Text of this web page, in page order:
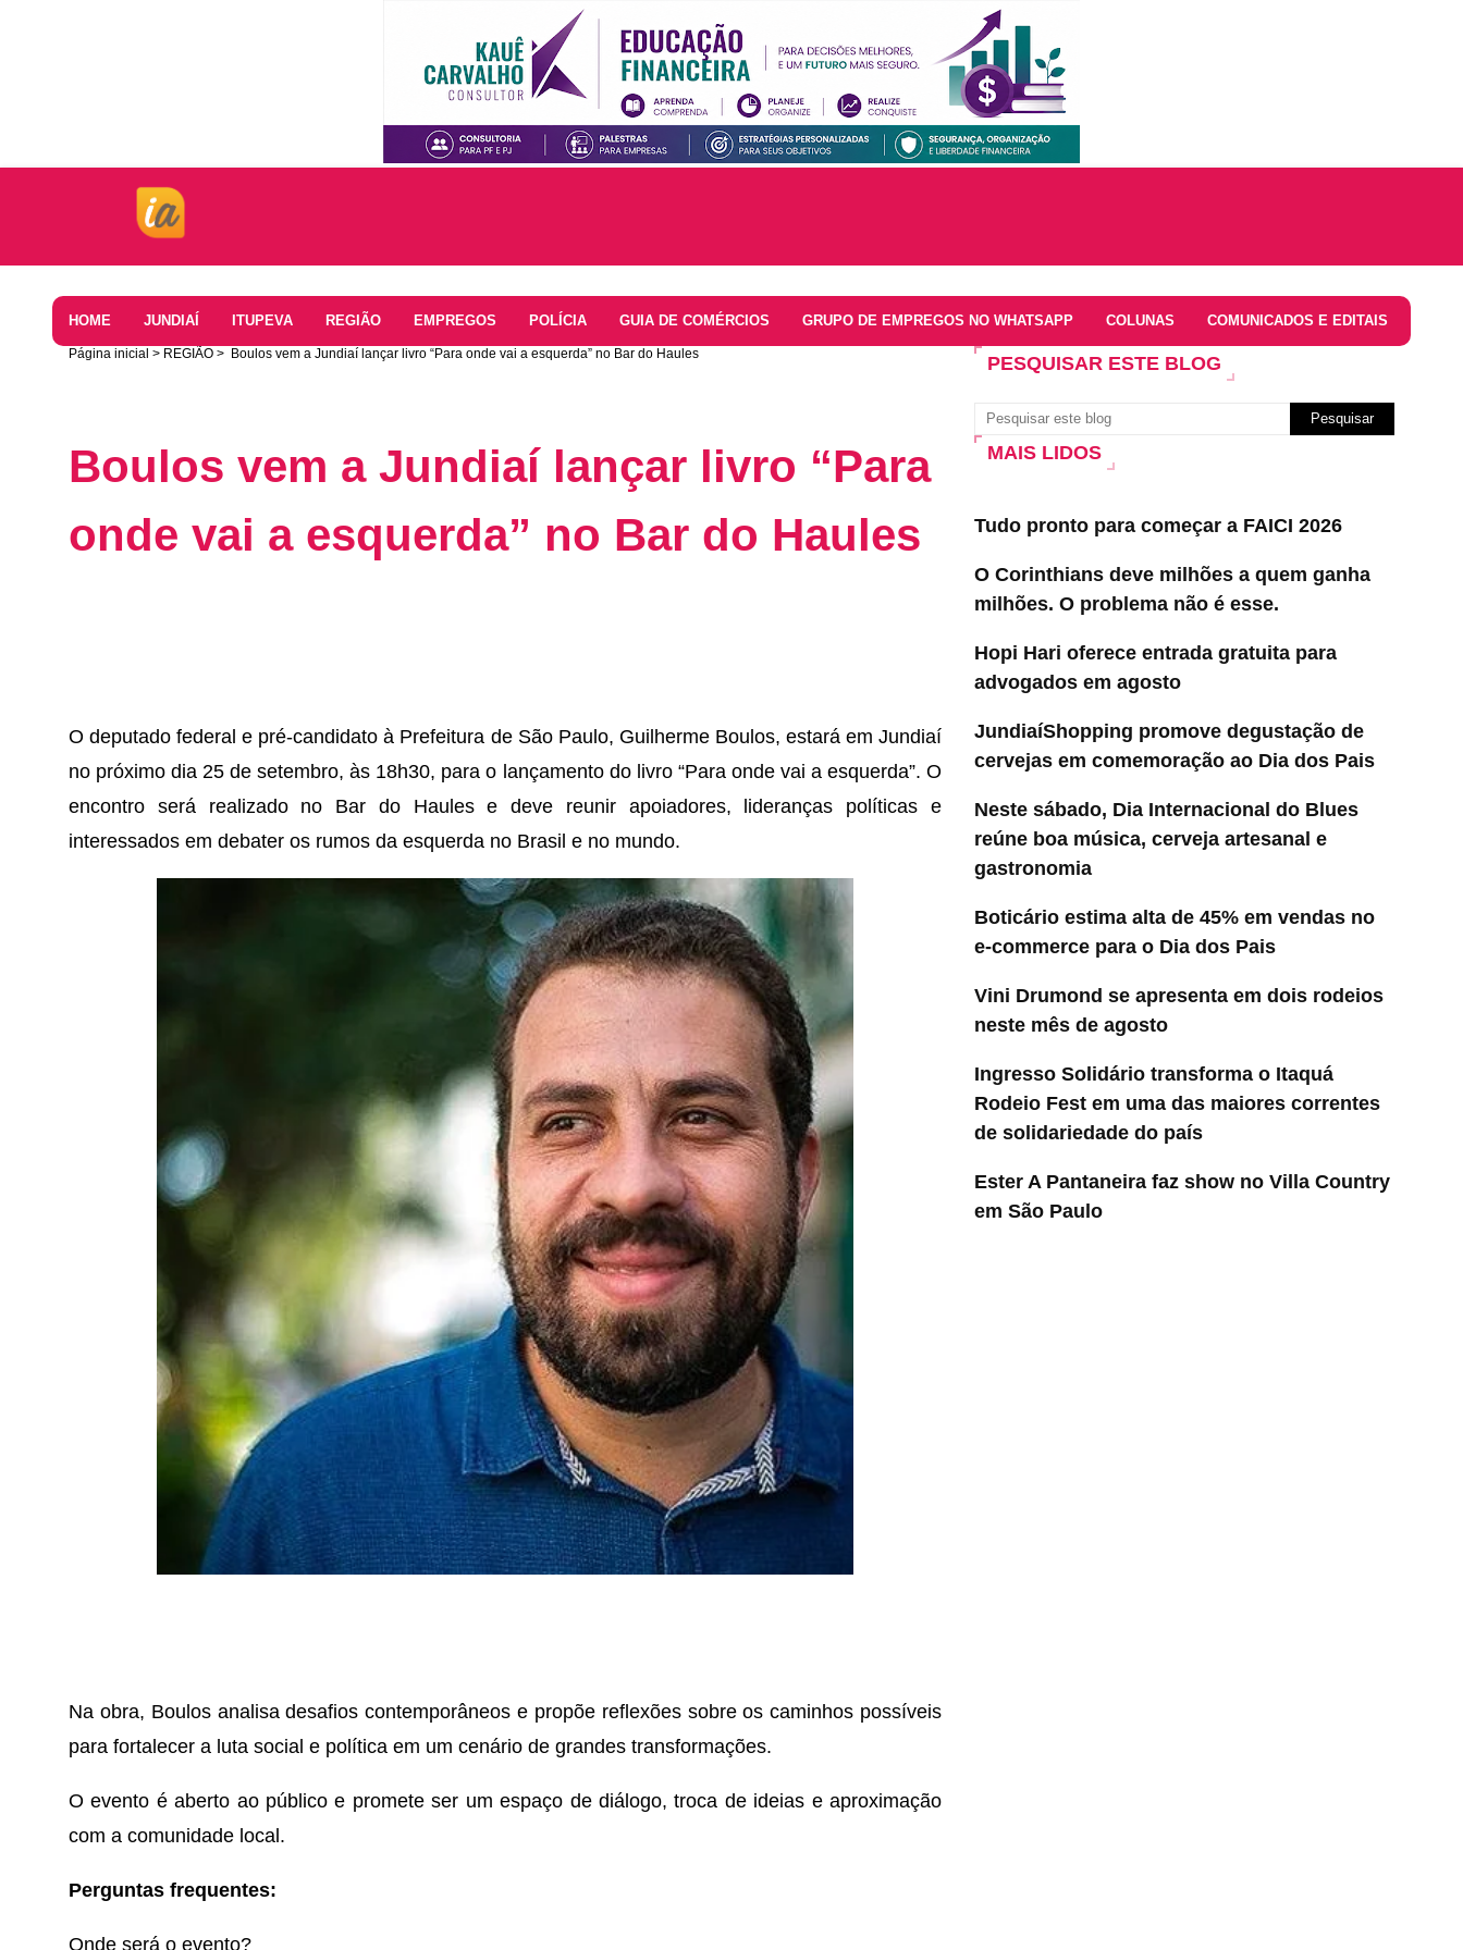
HOME JUNDIAÍ ITUPEVA REGIÃO EMPREGOS POLÍCIA GUIA DE COMÉRCIOS GRUPO DE EMPREGOS NO WHATSAPP COLUNAS COMUNICADOS E EDITAIS
Página inicial REGIÃO Boulos vem a Jundiaí lançar livro “Para onde vai a esquerda” no Bar do Haules
Boulos vem a Jundiaí lançar livro “Para
onde vai a esquerda” no Bar do Haules
O deputado federal e pré-candidato à Prefeitura de São Paulo, Guilherme Boulos, estará em Jundiaí
no próximo dia 25 de setembro, às 18h30, para o lançamento do livro “Para onde vai a esquerda”. O
encontro será realizado no Bar do Haules e deve reunir apoiadores, lideranças políticas e
interessados em debater os rumos da esquerda no Brasil e no mundo.
Na obra, Boulos analisa desafios contemporâneos e propõe reflexões sobre os caminhos possíveis
para fortalecer a luta social e política em um cenário de grandes transformações.
O evento é aberto ao público e promete ser um espaço de diálogo, troca de ideias e aproximação
com a comunidade local.
Perguntas frequentes:
Onde será o evento?
PESQUISAR ESTE BLOG
MAIS LIDOS
Tudo pronto para começar a FAICI 2026
O Corinthians deve milhões a quem ganha
milhões. O problema não é esse.
Hopi Hari oferece entrada gratuita para
advogados em agosto
JundiaíShopping promove degustação de
cervejas em comemoração ao Dia dos Pais
Neste sábado, Dia Internacional do Blues
reúne boa música, cerveja artesanal e
gastronomia
Boticário estima alta de 45% em vendas no
e-commerce para o Dia dos Pais
Vini Drumond se apresenta em dois rodeios
neste mês de agosto
Ingresso Solidário transforma o Itaquá
Rodeio Fest em uma das maiores correntes
de solidariedade do país
Ester A Pantaneira faz show no Villa Country
em São Paulo